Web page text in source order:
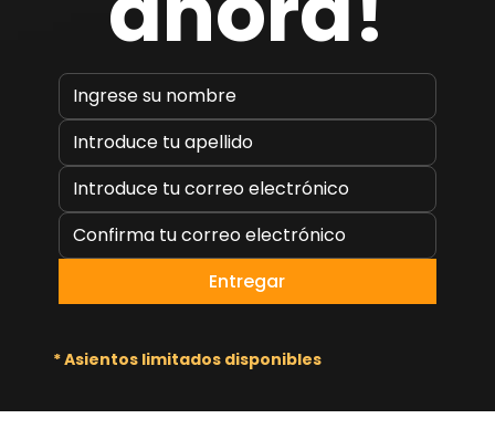
Entregar
* Asientos limitados disponibles